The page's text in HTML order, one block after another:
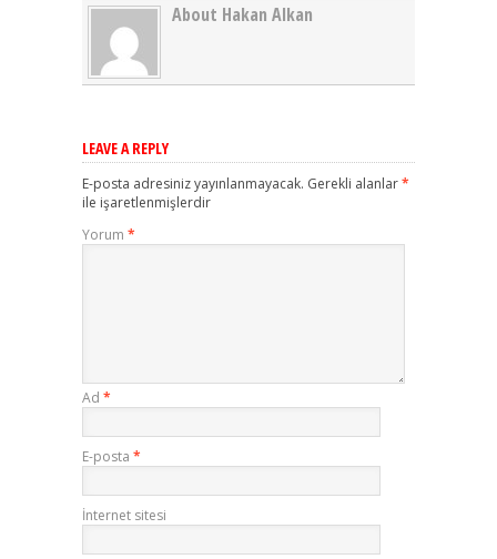
About Hakan Alkan
LEAVE A REPLY
E-posta adresiniz yayınlanmayacak. Gerekli alanlar*
ile işaretlenmişlerdir
Yorum *
Ad *
E-posta *
İnternet sitesi